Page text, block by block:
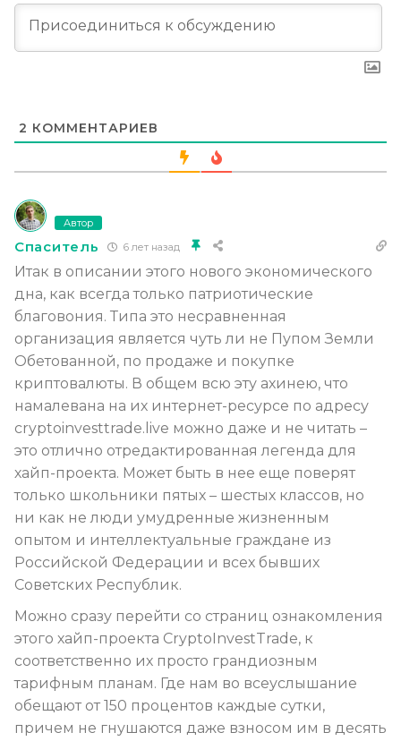
2 КОММЕНТАРИЕВ
Автор
Спаситель 6 лет назад
Итак в описании этого нового экономического
дна, как всегда только патриотические
благовония. Типа это несравненная
организация является чуть ли не Пупом Земли
Обетованной, по продаже и покупке
криптовалюты. В общем всю эту ахинею, что
намалевана на их интернет-ресурсе по адресу
cryptoinvesttrade.live можно даже и не читать –
это отлично отредактированная легенда для
хайп-проекта. Может быть в нее еще поверят
только школьники пятых – шестых классов, но
ни как не люди умудренные жизненным
опытом и интеллектуальные граждане из
Российской Федерации и всех бывших
Советских Республик.
Можно сразу перейти со страниц ознакомления
этого хайп-проекта CryptoInvestTrade, к
соответственно их просто грандиозным
тарифным планам. Где нам во всеуслышание
обещают от 150 процентов каждые сутки,
причем не гнушаются даже взносом им в десять